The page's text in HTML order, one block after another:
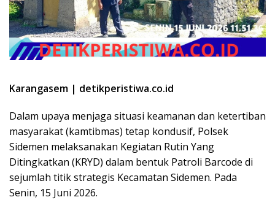
Karangasem | detikperistiwa.co.id
Dalam upaya menjaga situasi keamanan dan ketertiban
masyarakat (kamtibmas) tetap kondusif, Polsek
Sidemen melaksanakan Kegiatan Rutin Yang
Ditingkatkan (KRYD) dalam bentuk Patroli Barcode di
sejumlah titik strategis Kecamatan Sidemen. Pada
Senin, 15 Juni 2026.